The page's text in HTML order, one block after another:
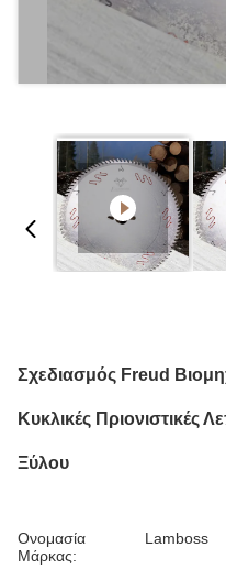
Σχεδιασμός Freud
Κυκλικές Πριονιστικές
Ξύλου
Ονομασία
Μάρκας:
Lamboss